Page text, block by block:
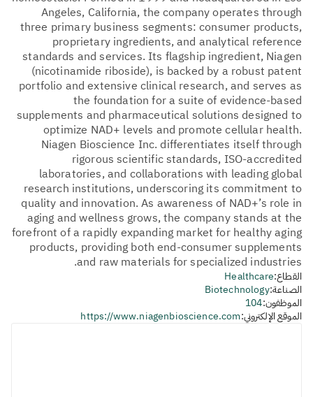
Angeles, California, the company operates through
three primary business segments: consumer products,
proprietary ingredients, and analytical reference
standards and services. Its flagship ingredient, Niagen
(nicotinamide riboside), is backed by a robust patent
portfolio and extensive clinical research, and serves as
the foundation for a suite of evidence-based
supplements and pharmaceutical solutions designed to
optimize NAD+ levels and promote cellular health.
Niagen Bioscience Inc. differentiates itself through
rigorous scientific standards, ISO-accredited
laboratories, and collaborations with leading global
research institutions, underscoring its commitment to
quality and innovation. As awareness of NAD+’s role in
aging and wellness grows, the company stands at the
forefront of a rapidly expanding market for healthy aging
products, providing both end-consumer supplements
and raw materials for specialized industries.
القطاع:Healthcare
الصناعة:Biotechnology
الموظفون:104
الموقع الإلكتروني:https://www.niagenbioscience.com